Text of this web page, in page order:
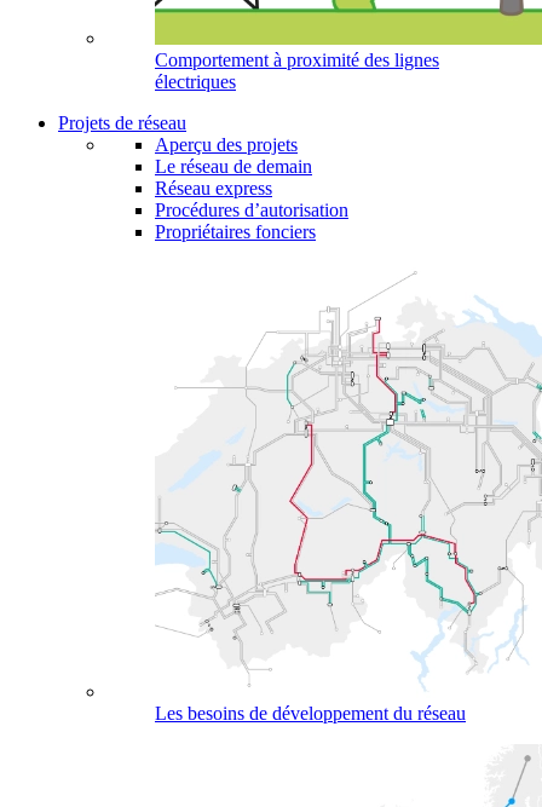
Comportement à proximité des lignes
électriques
Projets de réseau
Aperçu des projets
Le réseau de demain
Réseau express
Procédures d’autorisation
Propriétaires fonciers
Les besoins de développement du réseau